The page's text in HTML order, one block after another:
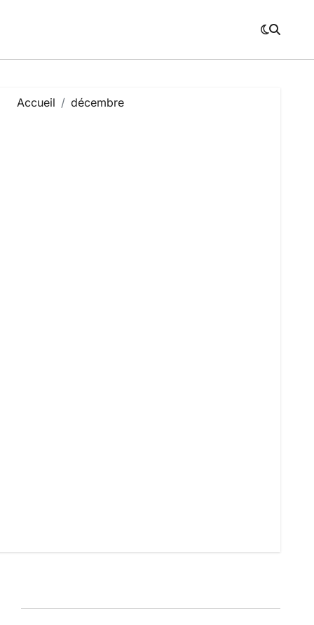
Accueil décembre